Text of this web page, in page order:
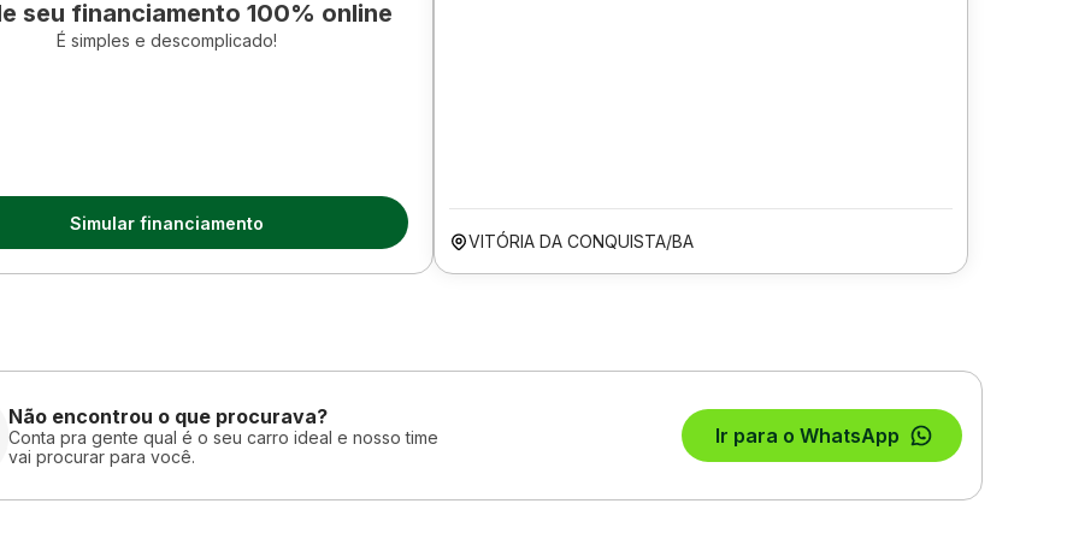
seu financiamento 100% online
É simples e descomplicado!
Simular financiamento
VITÓRIA DA CONQUISTA/BA
Não encontrou o que procurava?
Conta pra gente qual é o seu carro ideal e nosso time
vai procurar para você.
Ir para o WhatsApp